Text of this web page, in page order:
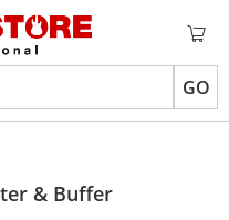
GO
& Buffer